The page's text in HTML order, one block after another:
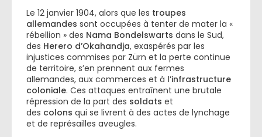
Le 12 janvier 1904, alors que les troupes
allemandes sont occupées à tenter de mater la «
rébellion » des Nama Bondelswarts dans le Sud,
des Herero d’Okahandja, exaspérés par les
injustices commises par Zürn et la perte continue
de territoire, s’en prennent aux fermes
allemandes, aux commerces et à l’infrastructure
coloniale. Ces attaques entraînent une brutale
répression de la part des soldats et
des colons qui se livrent à des actes de lynchage
et de représailles aveugles.